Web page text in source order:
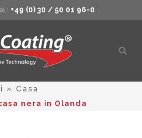
+49 (0) 30 / 50 01 96-0
Apri
» Casa
nera in Olanda